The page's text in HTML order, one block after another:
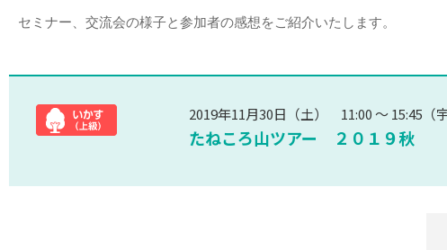
セミナー、交流会の様子と参加者の感想をご紹介いたします。
2019年11月30日（土） 11:00 ～ 15:45（
たねころ山ツアー ２０１９秋